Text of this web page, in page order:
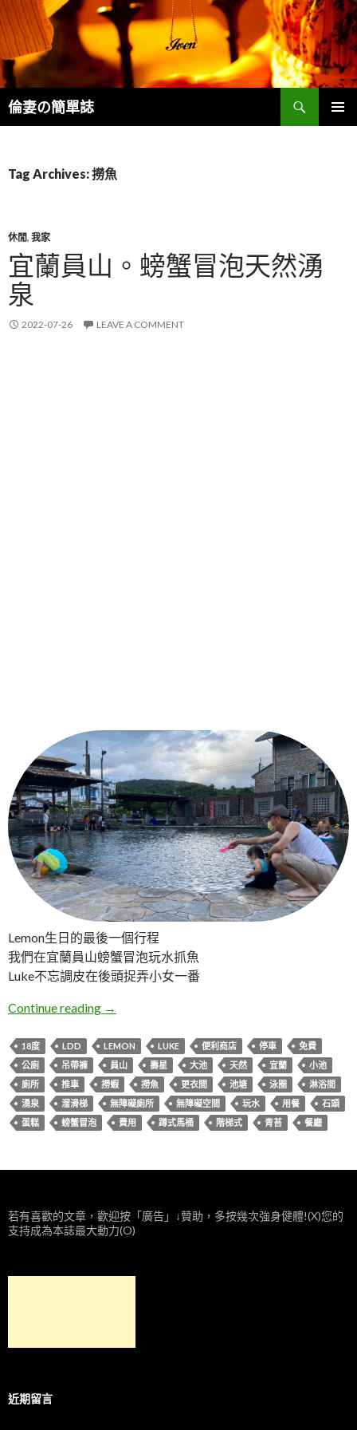
倫妻の簡單誌
Search
Tag Archives: 撈魚
休閒, 我家
宜蘭員山。螃蟹冒泡天然湧
泉
2022-07-26 LEAVE A COMMENT
Lemon生日的最後一個行程
我們在宜蘭員山螃蟹冒泡玩水抓魚
Luke不忘調皮在後頭捉弄小女一番
Continue reading 宜蘭員山。螃蟹冒泡天然湧泉
→
18度 LDD LEMON LUKE 便利商店 停車
免費
公廁
吊帶褲 員山 壽星 大池 天然 宜蘭
小池
廁所
推車 撈蝦 撈魚 更衣間 池塘 泳圈
淋浴間
湧泉
溜滑梯 無障礙廁所 無障礙空間 玩水 用餐
石頭
蛋糕
螃蟹冒泡 費用 蹲式馬桶 階梯式 青苔 餐廳
若有喜歡的文章，歡迎按「廣告」↓贊助，多按幾次強身健體!(X)您的
支持成為本誌最大動力(O)
近期留言